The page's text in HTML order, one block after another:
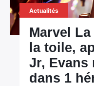
Actualités
Marvel
la toile,
Jr, Evans
dans 1